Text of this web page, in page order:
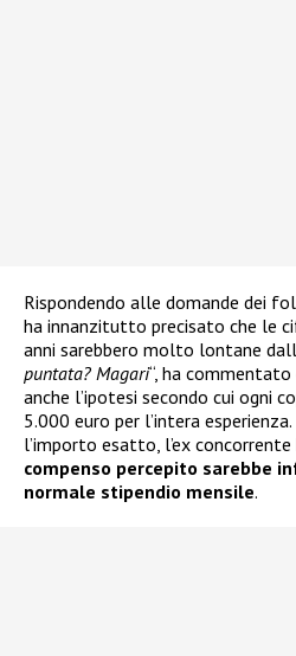
Rispondendo alle domande dei
ha innanzitutto precisato che le
anni sarebbero molto lontane
puntata? Magari“, ha
anche l’ipotesi secondo cui ogni
5.000 euro per l’intera
l’importo esatto, l’ex
compenso percepito sarebbe
normale stipendio mensile.